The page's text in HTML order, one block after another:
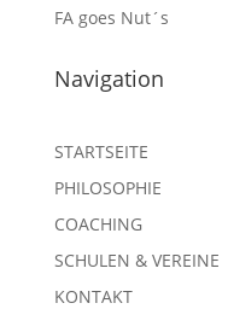
FA goes Nut´s
Navigation
STARTSEITE
PHILOSOPHIE
COACHING
SCHULEN & VEREINE
KONTAKT